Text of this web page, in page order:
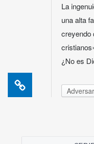
La
una alta
creyendo
¿No es